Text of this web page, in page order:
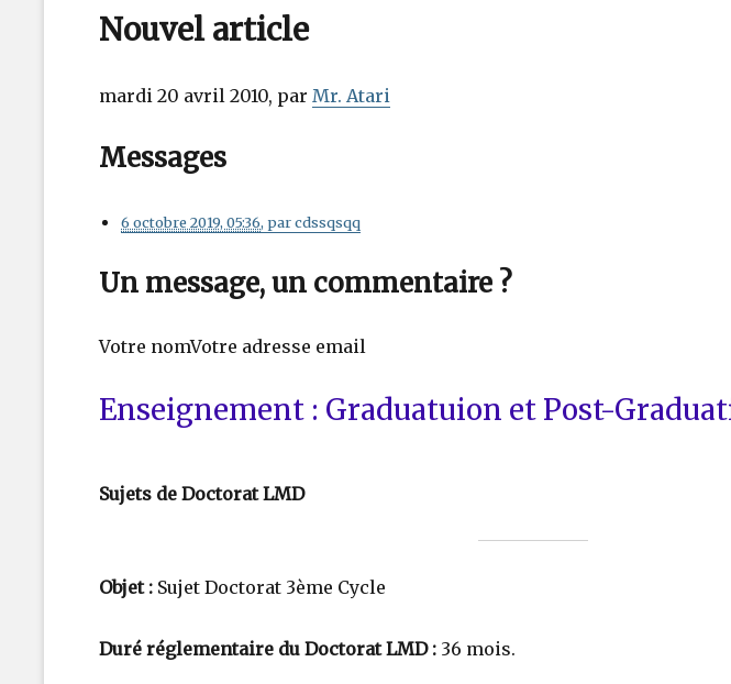
Nouvel article
mardi 20 avril 2010, par Mr. Atari
Messages
6 octobre 2019, 05:36, par cdssqsqq
Un message, un commentaire ?
Votre nomVotre adresse email
Enseignement : Graduatuion et Post-
Sujets de Doctorat LMD
Objet : Sujet Doctorat 3ème Cycle
Duré réglementaire du Doctorat LMD : 36 mois.